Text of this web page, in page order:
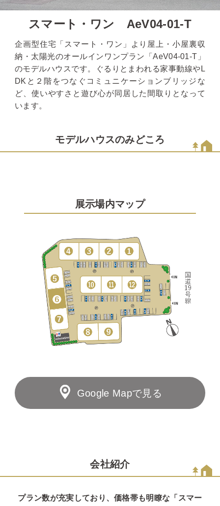
スマート・ワン AeV04-01-T
企画型住宅「スマート・ワン」より屋上・小屋裏収
納・太陽光のオールインワンプラン「AeV04-01-T」
のモデルハウスです。ぐるりとまわれる家事動線やL
DKと２階をつなぐコミュニケーションブリッジな
ど、使いやすさと遊び心が同居した間取りとなって
います。
モデルハウスのみどころ
展示場内マップ
Google Mapで見る
会社紹介
プラン数が充実しており、価格帯も明瞭な「スマー